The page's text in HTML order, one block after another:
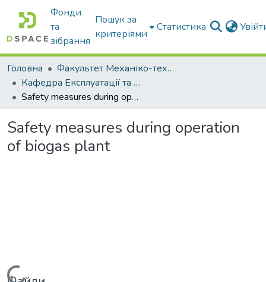
Фонди
та
зібрання
Пошук за
критеріями
Статистика
Головна
Факультет Механіко-технологічний
Кафедра Експлуатації та технічного сервісу машин
Safety measures during operation of biogas plant
Safety measures during operation
of biogas plant